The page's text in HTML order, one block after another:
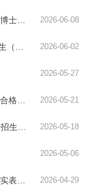
2026-06-08
2026-06-02
2026-05-27
2026-05-21
2026-05-18
2026-05-06
2026-04-29